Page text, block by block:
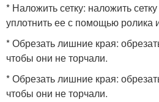
* Наложить сетку: наложить
уплотнить ее с помощью ролика
* Обрезать лишние края:
чтобы они не торчали.
* Обрезать лишние края:
чтобы они не торчали.